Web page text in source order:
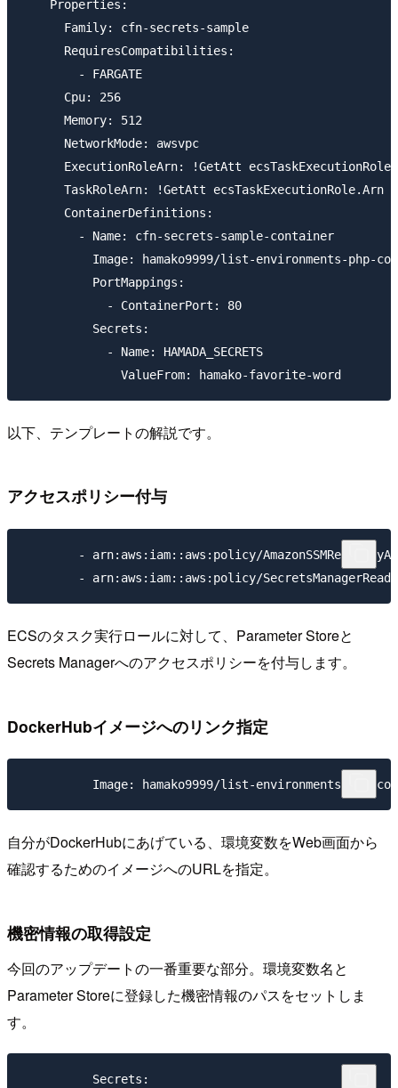
    Properties:
      Family: cfn-secrets-sample
      RequiresCompatibilities:
        - FARGATE
      Cpu: 256
      Memory: 512
      NetworkMode: awsvpc
ExecutionRoleArn: !GetAtt
      TaskRoleArn: !GetAtt ecsTaskExecutionRole.Arn
      ContainerDefinitions:
        - Name: cfn-secrets-sample-container
Image: hamako9999/list-environments-php-
          PortMappings:
            - ContainerPort: 80
          Secrets:
            - Name: HAMADA_SECRETS
以下、テンプレートの解説です。
アクセスポリシー付与
- arn:aws:iam::aws:policy/
ECSのタスク実行ロールに対して、Parameter Storeと
Secrets Managerへのアクセスポリシーを付与します。
DockerHubイメージへのリンク指定
自分がDockerHubにあげている、環境変数をWeb画面から
確認するためのイメージへのURLを指定。
機密情報の取得設定
今回のアップデートの一番重要な部分。環境変数名と
Parameter Storeに登録した機密情報のパスをセットしま
す。
          Secrets: